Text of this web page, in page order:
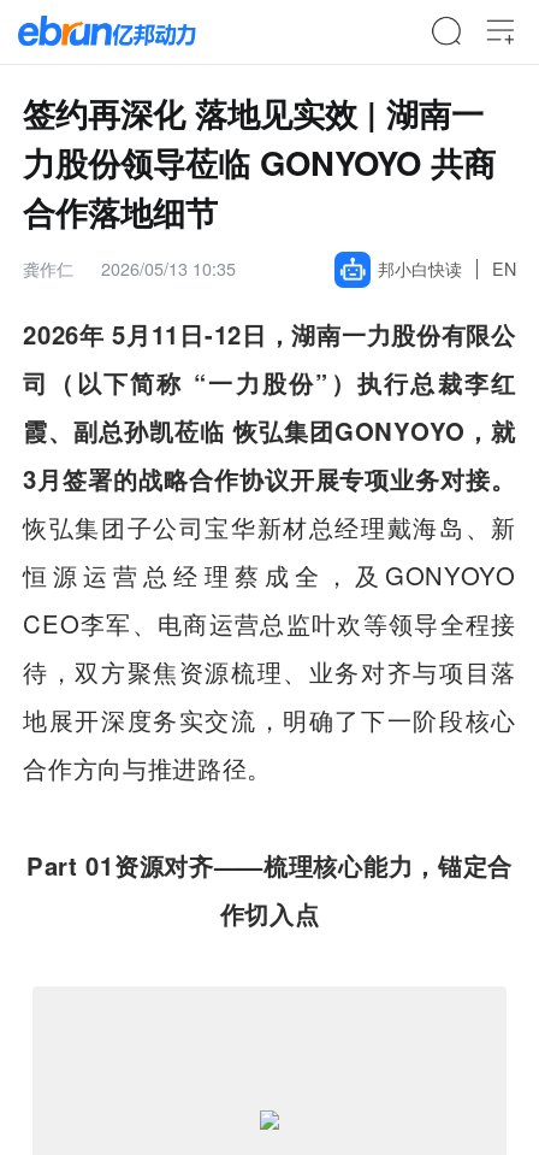
签约再深化 落地见实效 | 湖南一
力股份领导莅临 GONYOYO 共商
合作落地细节
龚作仁 2026/05/13 10:35 邦小白快读 EN
2026年 5月11日-12日，湖南一力股份有限公
司（以下简称 “一力股份”）执行总裁李红
霞、副总孙凯莅临 恢弘集团GONYOYO，就
3月签署的战略合作协议开展专项业务对接。
恢弘集团子公司宝华新材总经理戴海岛、新
恒源运营总经理蔡成全，及GONYOYO
CEO李军、电商运营总监叶欢等领导全程接
待，双方聚焦资源梳理、业务对齐与项目落
地展开深度务实交流，明确了下一阶段核心
合作方向与推进路径。
Part 01资源对齐——梳理核心能力，锚定合
作切入点